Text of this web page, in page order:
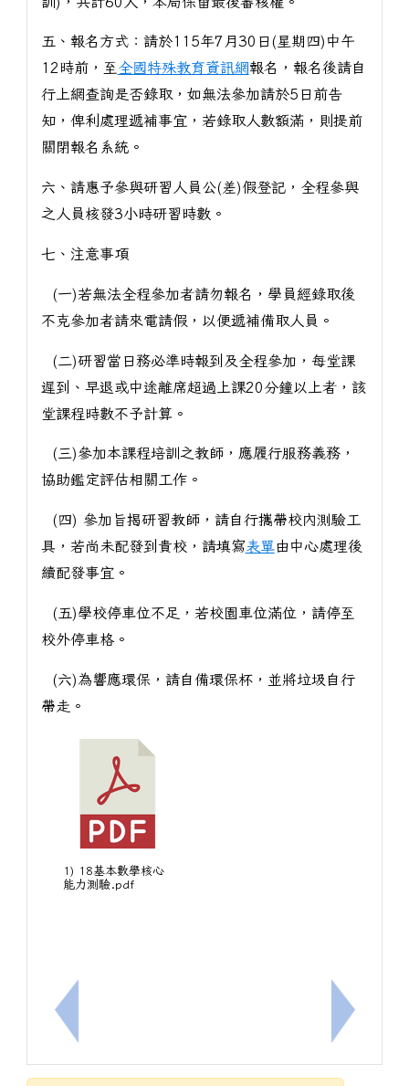
上一筆：學生自我傷害求助關懷專線
五、報名方式：請於115年7月30日(星期四)中午
12時前，至全國特殊教育資訊網報名，報名後請自
行上網查詢是否錄取，如無法參加請於5日前告
知，俾利處理遞補事宜，若錄取人數額滿，則提前
關閉報名系統。
六、請惠予參與研習人員公(差)假登記，全程參與
之人員核發3小時研習時數。
七、注意事項
(一)若無法全程參加者請勿報名，學員經錄取後
不克參加者請來電請假，以便遞補備取人員。
(二)研習當日務必準時報到及全程參加，每堂課
遲到、早退或中途離席超過上課20分鐘以上者，該
堂課程時數不予計算。
(三)參加本課程培訓之教師，應履行服務義務，
協助鑑定評估相關工作。
(四) 參加旨揭研習教師，請自行攜帶校內測驗工
具，若尚未配發到貴校，請填寫表單由中心處理後
續配發事宜。
(五)學校停車位不足，若校園車位滿位，請停至
校外停車格。
(六)為響應環保，請自備環保杯，並將垃圾自行
帶走。
1) 18基本數學核心
能力測驗.pdf
下一筆：